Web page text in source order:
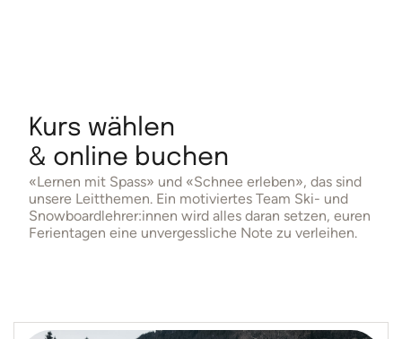
Kurs wählen
& online buchen
«Lernen mit Spass» und «Schnee erleben», das sind
unsere Leitthemen. Ein motiviertes Team Ski- und
Snowboardlehrer:innen wird alles daran setzen, euren
Ferientagen eine unvergessliche Note zu verleihen.